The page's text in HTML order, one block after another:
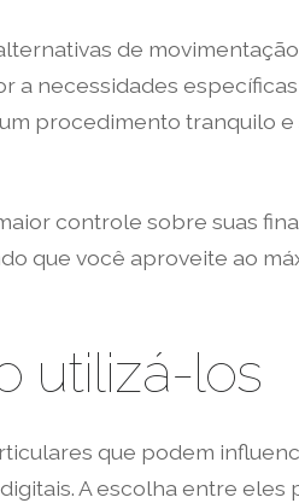
de
necessidades específicas
procedimento tranquilo e
controle sobre suas
que você aproveite ao
utilizá-los
que podem
A escolha entre